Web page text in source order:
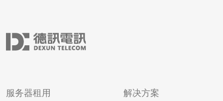
服务器租用 解决方案